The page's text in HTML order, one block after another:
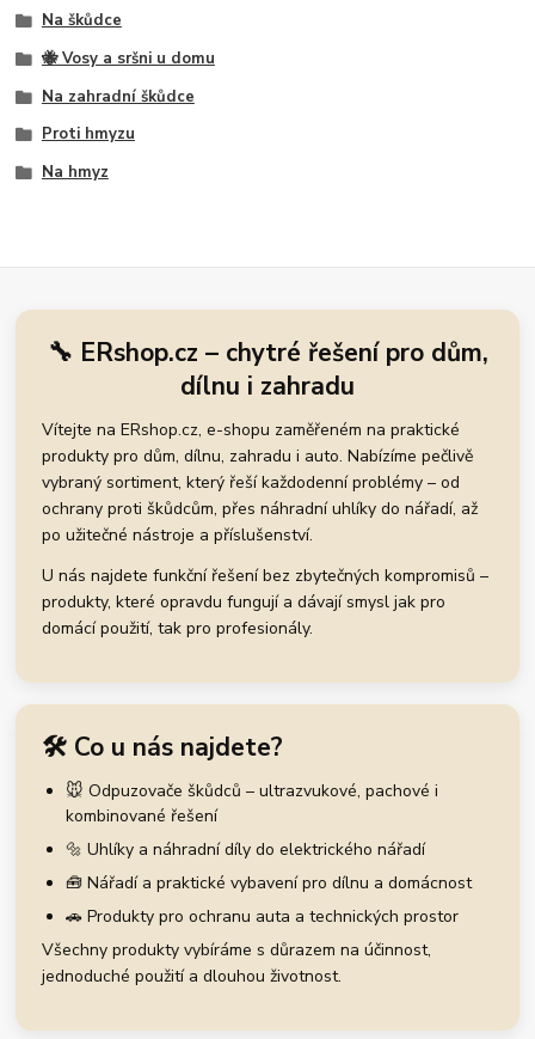
Na škůdce
🐝 Vosy a sršni u domu
Na zahradní škůdce
Proti hmyzu
Na hmyz
🔧 ERshop.cz – chytré řešení pro dům,
dílnu i zahradu
Vítejte na ERshop.cz, e-shopu zaměřeném na praktické
produkty pro dům, dílnu, zahradu i auto. Nabízíme pečlivě
vybraný sortiment, který řeší každodenní problémy – od
ochrany proti škůdcům, přes náhradní uhlíky do nářadí, až
po užitečné nástroje a příslušenství.
U nás najdete funkční řešení bez zbytečných kompromisů –
produkty, které opravdu fungují a dávají smysl jak pro
domácí použití, tak pro profesionály.
🛠️ Co u nás najdete?
🐭 Odpuzovače škůdců – ultrazvukové, pachové i
kombinované řešení
🔩 Uhlíky a náhradní díly do elektrického nářadí
🧰 Nářadí a praktické vybavení pro dílnu a domácnost
🚗 Produkty pro ochranu auta a technických prostor
Všechny produkty vybíráme s důrazem na účinnost,
jednoduché použití a dlouhou životnost.